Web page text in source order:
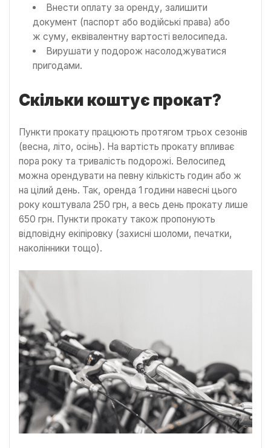
Внести оплату за оренду, залишити
документ (паспорт або водійські права) або
ж суму, еквівалентну вартості велосипеда.
Вирушати у подорож насолоджуватися
пригодами.
Скільки коштує прокат?
Пункти прокату працюють протягом трьох сезонів
(весна, літо, осінь). На вартість прокату впливає
пора року та тривалість подорожі. Велосипед
можна орендувати на певну кількість годин або ж
на цілий день. Так, оренда 1 години навесні цього
року коштувала 250 грн, а весь день прокату лише
650 грн. Пункти прокату також пропонують
відповідну екіпіровку (захисні шоломи, печатки,
наколінники тощо).